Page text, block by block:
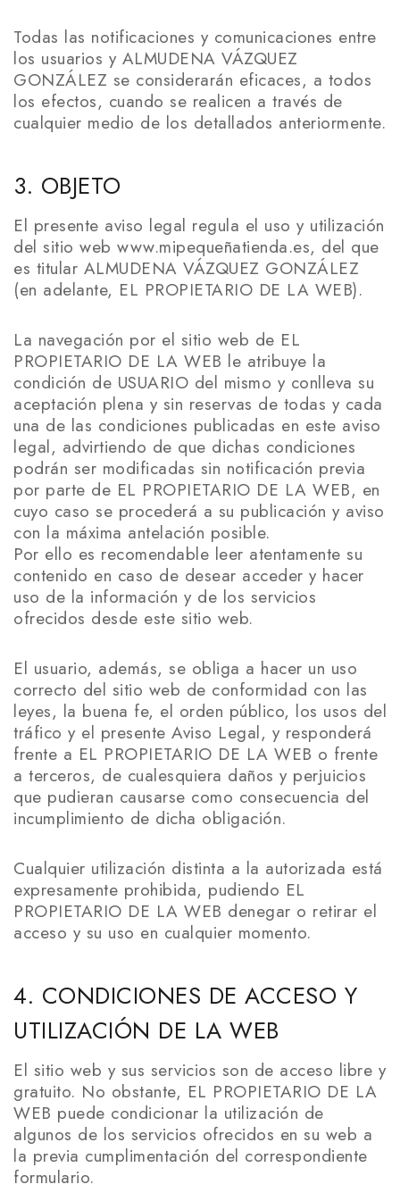
Todas las notificaciones y comunicaciones entre
los usuarios y ALMUDENA VÁZQUEZ
GONZÁLEZ se considerarán eficaces, a todos
los efectos, cuando se realicen a través de
cualquier medio de los detallados anteriormente.
3. OBJETO
El presente aviso legal regula el uso y utilización
del sitio web www.mipequeñatienda.es, del que
es titular ALMUDENA VÁZQUEZ GONZÁLEZ
(en adelante, EL PROPIETARIO DE LA WEB).
La navegación por el sitio web de EL
PROPIETARIO DE LA WEB le atribuye la
condición de USUARIO del mismo y conlleva su
aceptación plena y sin reservas de todas y cada
una de las condiciones publicadas en este aviso
legal, advirtiendo de que dichas condiciones
podrán ser modificadas sin notificación previa
por parte de EL PROPIETARIO DE LA WEB, en
cuyo caso se procederá a su publicación y aviso
con la máxima antelación posible.
Por ello es recomendable leer atentamente su
contenido en caso de desear acceder y hacer
uso de la información y de los servicios
ofrecidos desde este sitio web.
El usuario, además, se obliga a hacer un uso
correcto del sitio web de conformidad con las
leyes, la buena fe, el orden público, los usos del
tráfico y el presente Aviso Legal, y responderá
frente a EL PROPIETARIO DE LA WEB o frente
a terceros, de cualesquiera daños y perjuicios
que pudieran causarse como consecuencia del
incumplimiento de dicha obligación.
Cualquier utilización distinta a la autorizada está
expresamente prohibida, pudiendo EL
PROPIETARIO DE LA WEB denegar o retirar el
acceso y su uso en cualquier momento.
4. CONDICIONES DE ACCESO Y
UTILIZACIÓN DE LA WEB
El sitio web y sus servicios son de acceso libre y
gratuito. No obstante, EL PROPIETARIO DE LA
WEB puede condicionar la utilización de
algunos de los servicios ofrecidos en su web a
la previa cumplimentación del correspondiente
formulario.